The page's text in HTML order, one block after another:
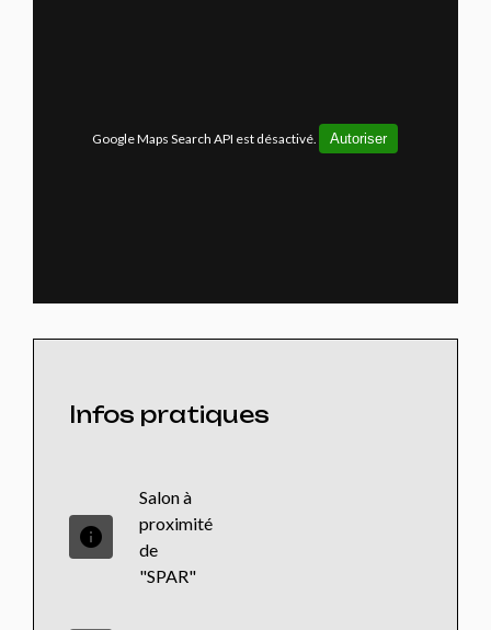
Google Maps Search API est désactivé. Autoriser
Infos pratiques
info
Salon à
proximité
de
"SPAR"